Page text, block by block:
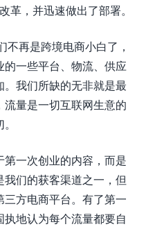
革，并迅速做出了部署。
再是跨境电商小白了，
一些平台、物流、供应
我们所缺的无非就是最
流量是一切互联网生意的
一次创业的内容，而是
们的获客渠道之一，但
方电商平台。有了第一
地认为每个流量都要自